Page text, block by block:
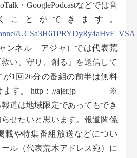
・GooglePodcastなどでは音
ことができます。
UCSa3H61PRYDyRy4aHvF_VSA
ンネル アジャ）では代表荒
い、守り、創る』を送信して
1回26分の番組の前半は無料
ます。 http：//ajer.jp ———– ※
道は地域限定であってもでき
せたいと思います。報道関係
載や特集番組放送などについ
ル（代表荒木アドレス宛）に